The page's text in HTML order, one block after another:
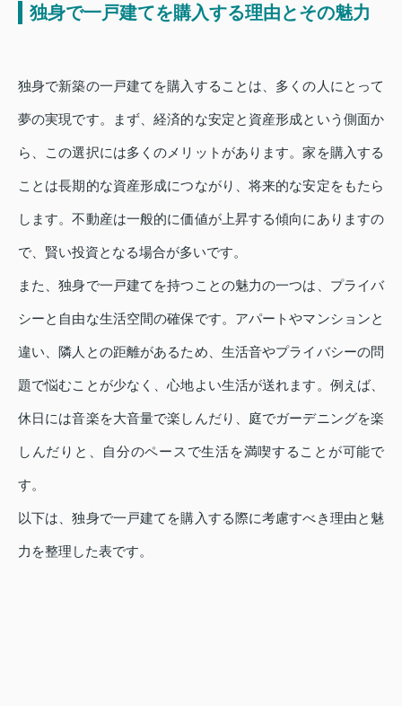
独身で一戸建てを購入する理由とその魅力
独身で新築の一戸建てを購入することは、多くの人にとって
夢の実現です。まず、経済的な安定と資産形成という側面か
ら、この選択には多くのメリットがあります。家を購入する
ことは長期的な資産形成につながり、将来的な安定をもたら
します。不動産は一般的に価値が上昇する傾向にありますの
で、賢い投資となる場合が多いです。
また、独身で一戸建てを持つことの魅力の一つは、プライバ
シーと自由な生活空間の確保です。アパートやマンションと
違い、隣人との距離があるため、生活音やプライバシーの問
題で悩むことが少なく、心地よい生活が送れます。例えば、
休日には音楽を大音量で楽しんだり、庭でガーデニングを楽
しんだりと、自分のペースで生活を満喫することが可能で
す。
以下は、独身で一戸建てを購入する際に考慮すべき理由と魅
力を整理した表です。